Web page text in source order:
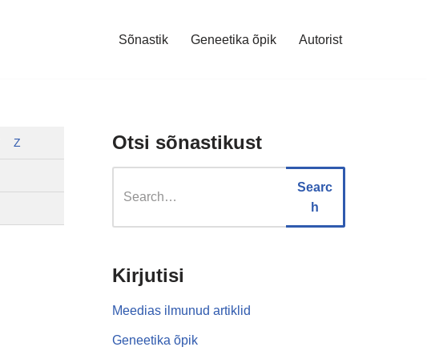
Sõnastik Geneetika õpik Autorist
Z Otsi sõnastikust
Searc
h
Kirjutisi
Meedias ilmunud artiklid
Geneetika õpik